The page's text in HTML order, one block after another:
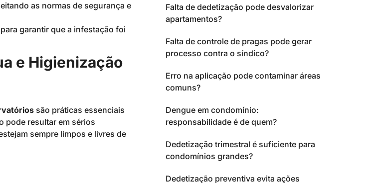
as normas de segurança e
garantir que a infestação foi
e Higienização
são práticas essenciais
pode resultar em sérios
sempre limpos e livres de
Falta de dedetização pode desvalorizar
apartamentos?
Falta de controle de pragas pode gerar
processo contra o síndico?
Erro na aplicação pode contaminar áreas
comuns?
Dengue em condomínio:
responsabilidade é de quem?
Dedetização trimestral é suficiente para
condomínios grandes?
Dedetização preventiva evita ações